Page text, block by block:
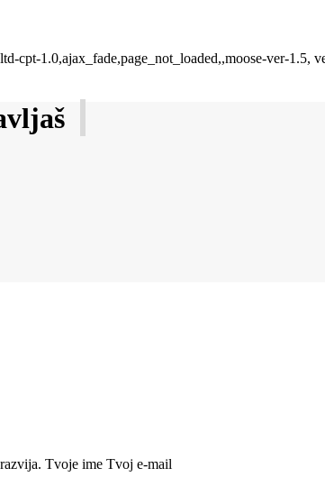
cpt-1.0,ajax_fade,page_not_loaded,,moose-ver-
Tvoje ime Tvoj e-mail